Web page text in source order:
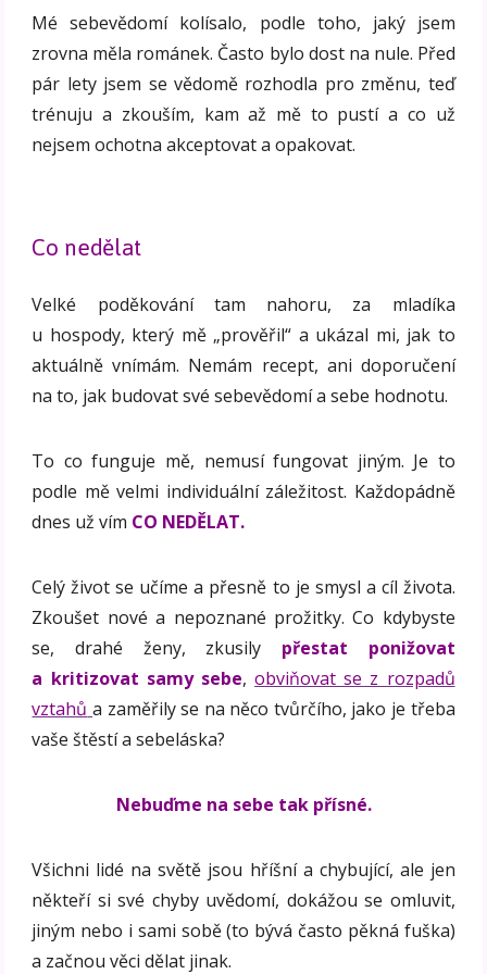
Mé sebevědomí kolísalo, podle toho, jaký jsem
zrovna měla románek. Často bylo dost na nule. Před
pár lety jsem se vědomě rozhodla pro změnu, teď
trénuju a zkouším, kam až mě to pustí a co už
nejsem ochotna akceptovat a opakovat.
Co nedělat
Velké poděkování tam nahoru, za mladíka
u hospody, který mě „prověřil“ a ukázal mi, jak to
aktuálně vnímám. Nemám recept, ani doporučení
na to, jak budovat své sebevědomí a sebe hodnotu.
To co funguje mě, nemusí fungovat jiným. Je to
podle mě velmi individuální záležitost. Každopádně
dnes už vím CO NEDĚLAT.
Celý život se učíme a přesně to je smysl a cíl života.
Zkoušet nové a nepoznané prožitky. Co kdybyste
se, drahé ženy, zkusily přestat ponižovat
a kritizovat samy sebe,obviňovat se z rozpadů
vztahů a zaměřily se na něco tvůrčího, jako je třeba
vaše štěstí a sebeláska?
Nebuďme na sebe tak přísné.
Všichni lidé na světě jsou hříšní a chybující, ale jen
někteří si své chyby uvědomí, dokážou se omluvit,
jiným nebo i sami sobě (to bývá často pěkná fuška)
a začnou věci dělat jinak.